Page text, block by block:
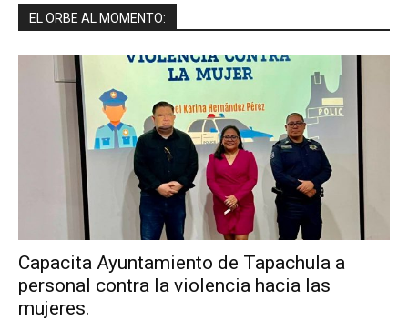
EL ORBE AL MOMENTO:
Capacita Ayuntamiento de Tapachula a
personal contra la violencia hacia las
mujeres.